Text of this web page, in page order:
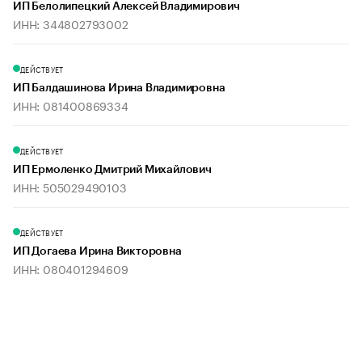
ИП Белолипецкий Алексей Владимирович
ИНН: 344802793002
ДЕЙСТВУЕТ
ИП Балдашинова Ирина Владимировна
ИНН: 081400869334
ДЕЙСТВУЕТ
ИП Ермоленко Дмитрий Михайлович
ИНН: 505029490103
ДЕЙСТВУЕТ
ИП Догаева Ирина Викторовна
ИНН: 080401294609